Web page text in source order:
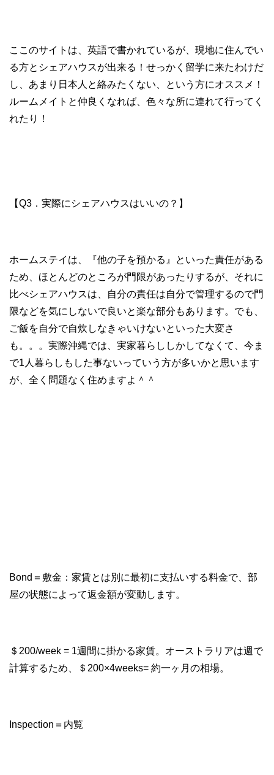
ここのサイトは、英語で書かれているが、現地に住んでい
る方とシェアハウスが出来る！せっかく留学に来たわけだ
し、あまり日本人と絡みたくない、という方にオススメ！
ルームメイトと仲良くなれば、色々な所に連れて行ってく
れたり！
【Q3．実際にシェアハウスはいいの？】
ホームステイは、『他の子を預かる』といった責任がある
ため、ほとんどのところが門限があったりするが、それに
比べシェアハウスは、自分の責任は自分で管理するので門
限などを気にしないで良いと楽な部分もあります。でも、
ご飯を自分で自炊しなきゃいけないといった大変さ
も。。。実際沖縄では、実家暮らししかしてなくて、今ま
で1人暮らしもした事ないっていう方が多いかと思います
が、全く問題なく住めますよ＾＾
Bond＝敷金：家賃とは別に最初に支払いする料金で、部
屋の状態によって返金額が変動します。
＄200/week = 1週間に掛かる家賃。オーストラリアは週で
計算するため、＄200×4weeks= 約一ヶ月の相場。
Inspection＝内覧